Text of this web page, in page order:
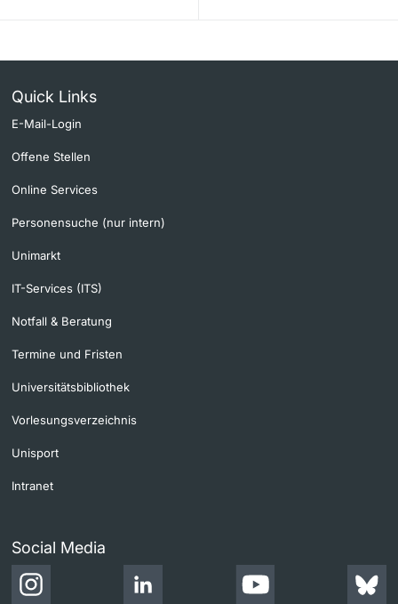
Quick Links
E-Mail-Login
Offene Stellen
Online Services
Personensuche (nur intern)
Unimarkt
IT-Services (ITS)
Notfall & Beratung
Termine und Fristen
Universitätsbibliothek
Vorlesungsverzeichnis
Unisport
Intranet
Social Media